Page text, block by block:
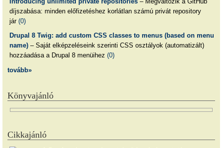
díjszabása: minden előfizetéshez korlátlan számú privát repository
jár (0)
Drupal 8 Twig: add custom CSS classes to menus (based on menu
name)– Saját elképzeléseink szerinti CSS osztályok (automatizált)
hozzáadása a Drupal 8 menüihez (0)
tovább»
Könyvajánló
Cikkajánló